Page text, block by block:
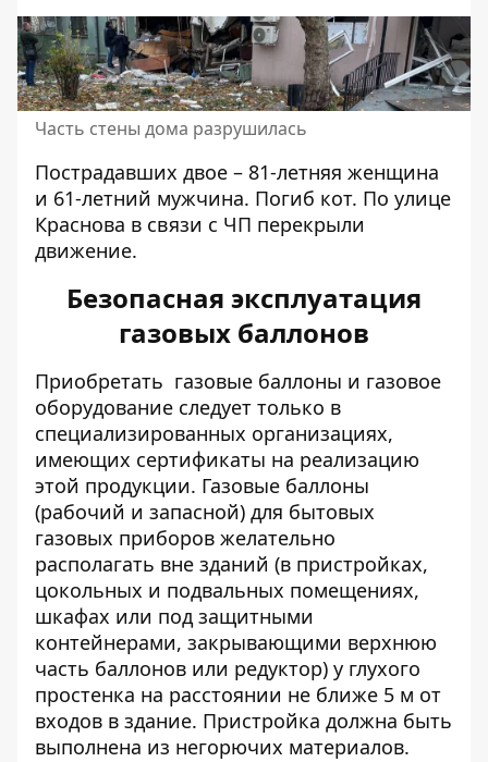
Часть стены дома разрушилась
Пострадавших двое – 81-летняя женщина
и 61-летний мужчина. Погиб кот. По улице
Краснова в связи с ЧП перекрыли
движение.
Безопасная эксплуатация
газовых баллонов
Приобретать газовые баллоны и газовое
оборудование следует только в
специализированных организациях,
имеющих сертификаты на реализацию
этой продукции. Газовые баллоны
(рабочий и запасной) для бытовых
газовых приборов желательно
располагать вне зданий (в пристройках,
цокольных и подвальных помещениях,
шкафах или под защитными
контейнерами, закрывающими верхнюю
часть баллонов или редуктор) у глухого
простенка на расстоянии не ближе 5 м от
входов в здание. Пристройка должна быть
выполнена из негорючих материалов.